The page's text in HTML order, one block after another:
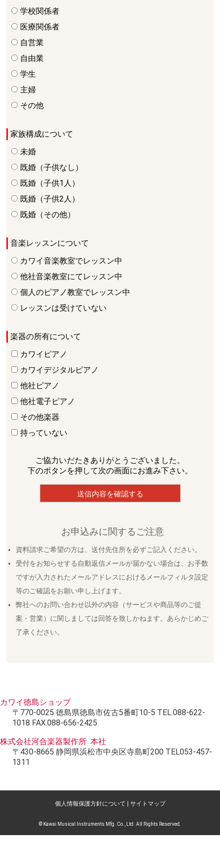
学校関係者
医療関係者
自営業
自由業
学生
主婦
その他
家族構成について
未婚
既婚（子供なし）
既婚（子供1人）
既婚（子供2人）
既婚（その他）
音楽レッスンについて
カワイ音楽教室でレッスン中
他社音楽教室にてレッスン中
個人のピアノ教室でレッスン中
レッスンは受けていない
楽器の所有について
カワイピアノ
カワイデジタルピアノ
他社ピアノ
他社電子ピアノ
その他楽器
持っていない
ご協力いだたきありがとうございました。
下のボタンを押して次の画面にお進み下さい。
お申込みに関するご注意
資料請求ご希望の方は、送付先住所を必ずご記入ください。
受付をお知らせする自動返信メールが届かない場合は、お手数
ですが入力されたメールアドレスにおけるメールフィルタ設定
等のご確認をお願い申し上げます。
弊社へのお問い合わせ以外の内容（サービスや商品等のご提
案・営業）に関しましては回答を致しかねます。あらかじめご
了承ください。
カワイ徳島ショップ
〒770-0025 徳島県徳島市佐古5番町10-5 TEL.088-622-
1018 FAX.088-656-2425
株式会社河合楽器製作所 本社
〒430-8665 静岡県浜松市中央区寺島町200 TEL053-457-
1311
個人情報保護方針について サイトマップ
© Kawai Musical Instruments Mfg. Co., Ltd. All Rights Reserved.